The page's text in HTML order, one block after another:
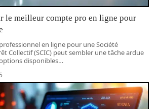
le meilleur compte pro en ligne pour
en ligne pour une Société
Collectif (SCIC) peut sembler une tâche ardue
disponibles…